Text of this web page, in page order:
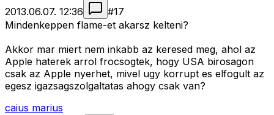
2013.06.07. 12:36
#17
Mindenkeppen flame-et akarsz kelteni?
Akkor mar miert nem inkabb az keresed meg, ahol az
Apple haterek arrol frocsogtek, hogy USA birosagon
csak az Apple nyerhet, mivel ugy korrupt es elfogult az
egesz igazsagszolgaltatas ahogy csak van?
caius marius